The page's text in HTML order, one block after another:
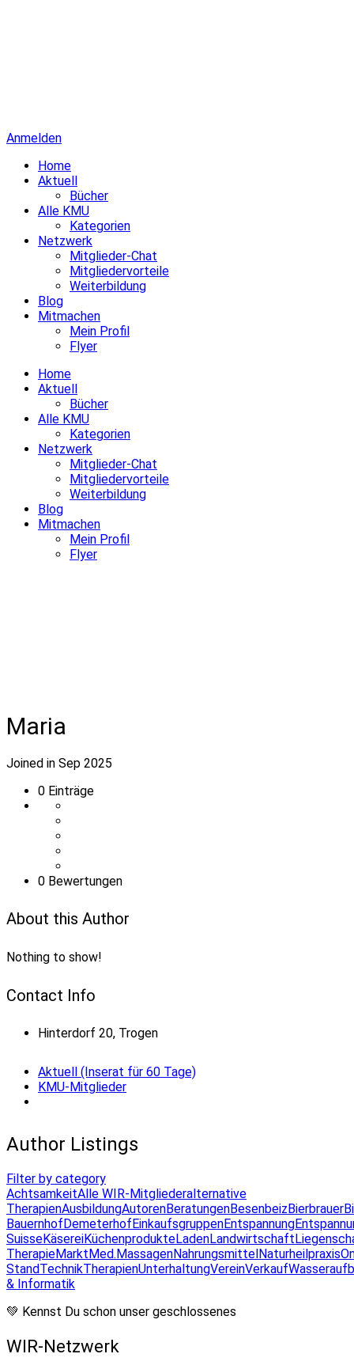
Anmelden
Home
Aktuell
Bücher
Alle KMU
Kategorien
Netzwerk
Mitglieder-Chat
Mitgliedervorteile
Weiterbildung
Blog
Mitmachen
Mein Profil
Flyer
Home
Aktuell
Bücher
Alle KMU
Kategorien
Netzwerk
Mitglieder-Chat
Mitgliedervorteile
Weiterbildung
Blog
Mitmachen
Mein Profil
Flyer
Maria
Joined in Sep 2025
0 Einträge
0 Bewertungen
About this Author
Nothing to show!
Contact Info
Hinterdorf 20, Trogen
Aktuell (Inserat für 60 Tage)
KMU-Mitglieder
Author Listings
Filter by category
AchtsamkeitAlle WIR-Mitgliederalternative
TherapienAusbildungAutorenBeratungenBesenbeizBierbrauer
BauernhofDemeterhofEinkaufsgruppenEntspannung
SuisseKäsereiKüchenprodukteLadenLandwirtschaft
TherapieMarktMed.MassagenNahrungsmittelNaturheilpraxis
StandTechnikTherapienUnterhaltungVereinVerkauf
& Informatik
💚 Kennst Du schon unser geschlossenes
WIR-Netzwerk